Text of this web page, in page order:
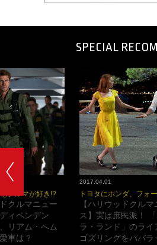
SPECIAL
2017.04.01
トヨタにホンダ、フォ
【ハリウッドクルマ
ス】実は庶民派！ 「
ラ・ランド」のライ
ゴズリングをパパラ
クルマが好き!?
クルマニュー
ィペンデン
リアム・へム
車は？